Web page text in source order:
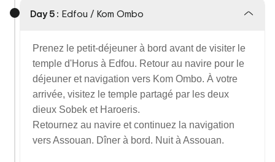
Day 5 : Edfou / Kom Ombo
Prenez le petit-déjeuner à bord avant de visiter le
temple d'Horus à Edfou. Retour au navire pour le
déjeuner et navigation vers Kom Ombo. À votre
arrivée, visitez le temple partagé par les deux
dieux Sobek et Haroeris.
Retournez au navire et continuez la navigation
vers Assouan. Dîner à bord. Nuit à Assouan.